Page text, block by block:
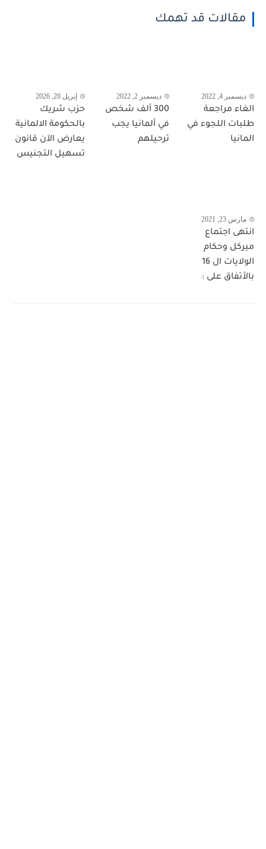
مقالات قد تهمك
ديسمبر 4, 2022
الغاء مراجعة
طلبات اللجوء في
المانيا
ديسمبر 2, 2022
300 ألف شخص
في ألمانيا يجب
ترحيلهم
إبريل 28, 2026
حزب شريك
بالحكومة الالمانية
يعارض الآن قانون
تسهيل التجنيس
مارس 23, 2021
انتهى اجتماع
ميركل وحكام
الولايات ال 16
بالأتفاق على :